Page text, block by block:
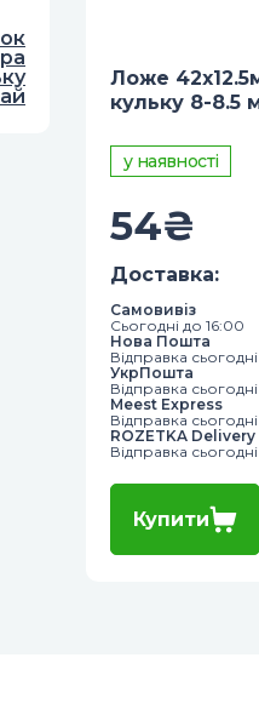
Ложе
кульку 8-8.5
у наявності
54₴
Доставка:
Самовивіз
Сьогодні до 16:00
Нова Пошта
Відправка сьогодні
УкрПошта
Відправка сьогодні
Meest Express
Відправка сьогодні
ROZETKA Delivery
Відправка сьогодні
Купити